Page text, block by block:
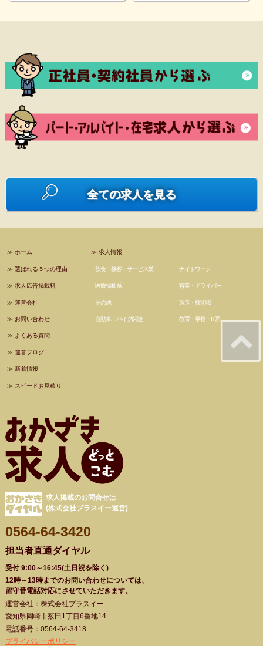
全ての求人を見る
≫ ホーム
≫ 選ばれる５つの理由
≫ 求人広告掲載料
≫ 運営会社
≫ お問い合わせ
≫ よくある質問
≫ 運営ブログ
≫ 新着情報
≫ スピードお見積り
≫求人情報
飲食・接客・サービス業
医療福祉系
その他
自動車・バイク関連
ナイトワーク
営業・ドライバー
製造・技術職
教育・事務・IT系
求人掲載のお問合せは
(株式会社プラスイー運営)
0564-64-3420
担当者直通ダイヤル
受付 9:00～16:45(土日祝を除く)
12時～13時までのお問い合わせについては、
留守番電話対応にさせていただきます。
運営会社：株式会社プラスイー
愛知県岡崎市薮田1丁目6番地14
電話番号：0564-64-3418
プライバシーポリシー